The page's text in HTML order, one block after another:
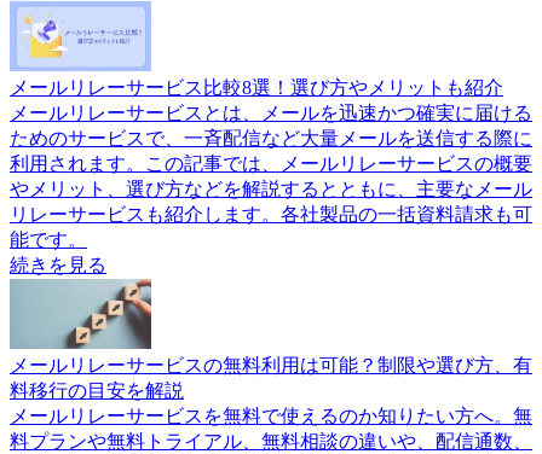
メールリレーサービス比較8選！選び方やメリットも紹介
メールリレーサービスとは、メールを迅速かつ確実に届ける
ためのサービスで、一斉配信など大量メールを送信する際に
利用されます。この記事では、メールリレーサービスの概要
やメリット、選び方などを解説するとともに、主要なメール
リレーサービスも紹介します。各社製品の一括資料請求も可
能です。
続きを見る
メールリレーサービスの無料利用は可能？制限や選び方、有
料移行の目安を解説
メールリレーサービスを無料で使えるのか知りたい方へ。無
料プランや無料トライアル、無料相談の違いや、配信通数、